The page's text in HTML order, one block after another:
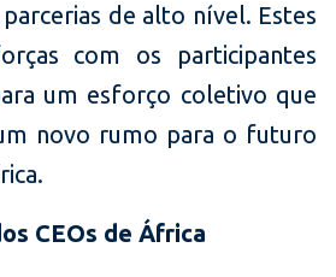
de alto nível. Estes
com os participantes
um esforço coletivo que
novo rumo para o futuro
CEOs de África